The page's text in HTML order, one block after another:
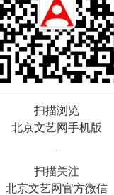
扫描浏览
北京文艺网手机版
扫描关注
北京文艺网官方微信